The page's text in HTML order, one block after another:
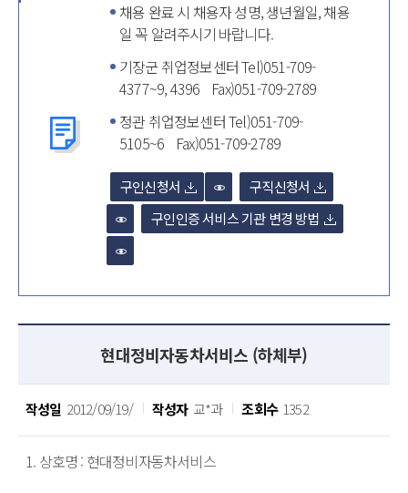
채용 완료 시 채용자 성명, 생년월일, 채용
일 꼭 알려주시기 바랍니다.
기장군 취업정보센터 Tel)051-709-
4377~9, 4396 Fax)051-709-2789
정관 취업정보센터 Tel)051-709-
5105~6 Fax)051-709-2789
구인신청서
구직신청서
구인인증 서비스 기관 변경 방법
현대정비자동차서비스 (하체부)
작성일 2012/09/19/ 작성자 교*과 조회수 1352
1. 상호명 : 현대정비자동차서비스